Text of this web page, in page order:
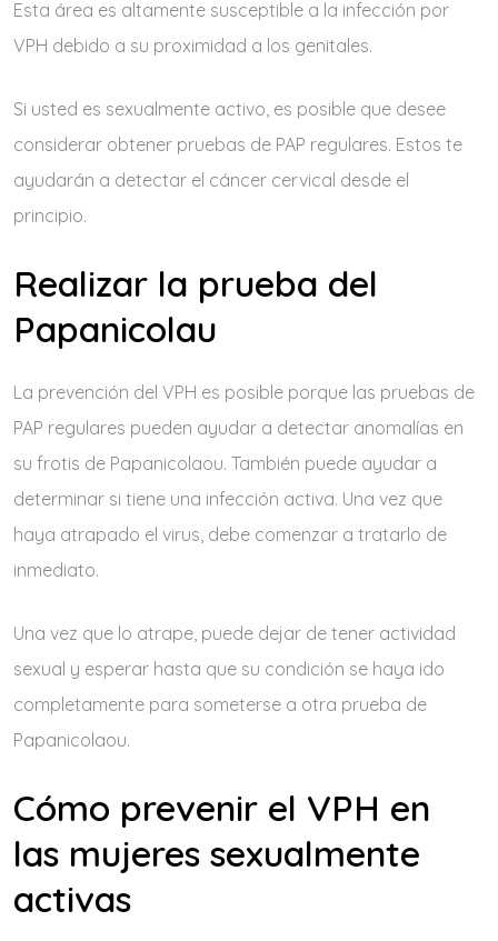
Esta área es altamente susceptible a la infección por
VPH debido a su proximidad a los genitales.
Si usted es sexualmente activo, es posible que desee
considerar obtener pruebas de PAP regulares. Estos te
ayudarán a detectar el cáncer cervical desde el
principio.
Realizar la prueba del
Papanicolau
La prevención del VPH es posible porque las pruebas de
PAP regulares pueden ayudar a detectar anomalías en
su frotis de Papanicolaou. También puede ayudar a
determinar si tiene una infección activa. Una vez que
haya atrapado el virus, debe comenzar a tratarlo de
inmediato.
Una vez que lo atrape, puede dejar de tener actividad
sexual y esperar hasta que su condición se haya ido
completamente para someterse a otra prueba de
Papanicolaou.
Cómo prevenir el VPH en
las mujeres sexualmente
activas